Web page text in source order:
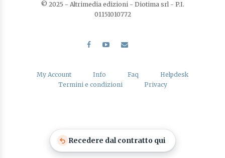
© 2025 - Altrimedia edizioni - Diotima srl - P.I.
01151010772
My Account Info Faq
Helpdesk
Termini e condizioni
Privacy
Recedere dal contratto qui